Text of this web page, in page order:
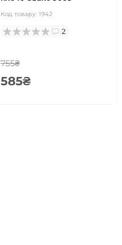
Код товару: 1942
2
755₴
585₴